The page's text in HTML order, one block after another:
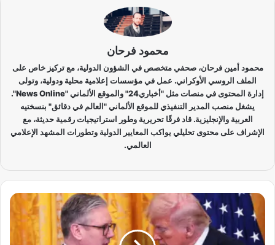
محمود فرحان
محمود أمين فرحان، صحفي متخصص في الشؤون الدولية، مع تركيز خاص على
الملف الروسي الأوكراني. عمل في مؤسسات إعلامية محلية ودولية، وتولى
إدارة المحتوى في منصات مثل "أخباري24" والموقع الألماني "News Online".
يشغل منصب المدير التنفيذي للموقع الألماني "العالم في دقائق" بنسختيه
العربية والإنجليزية. قاد فرقًا تحريرية وطور استراتيجيات رقمية حديثة، مع
الإشراف على محتوى تحليلي يواكب المعايير الدولية وتطورات المشهد الإعلامي
العالمي.
ا
ه